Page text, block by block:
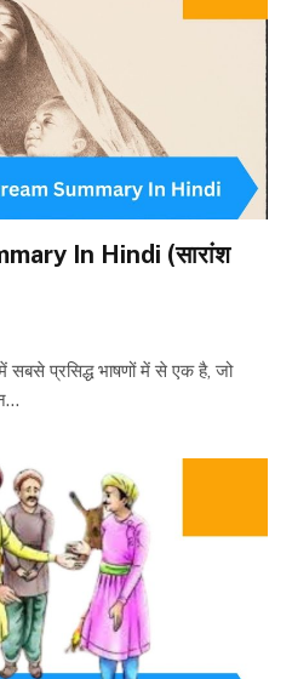
In Hindi (सारांश
सबसे प्रसिद्ध भाषणों में से एक है, जो